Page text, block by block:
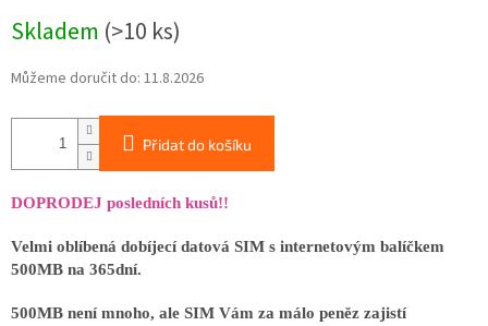
cena:
Skladem (>10 ks)
Můžeme doručit do: 11.8.2026
Přidat do košíku
DOPRODEJ posledních kusů!!
Velmi oblíbená dobíjecí datová SIM s internetovým balíčkem
500MB na 365dní.
500MB není mnoho, ale SIM Vám za málo peněz zajistí